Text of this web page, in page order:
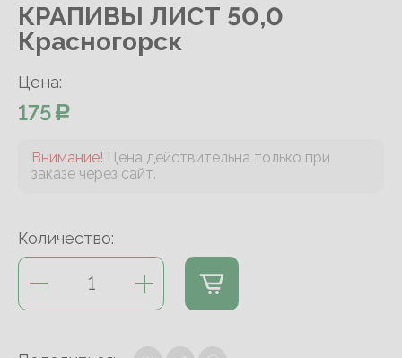
КРАПИВЫ ЛИСТ 50,0
Красногорск
Цена:
175
Внимание! Цена действительна только при
заказе через сайт.
Количество: